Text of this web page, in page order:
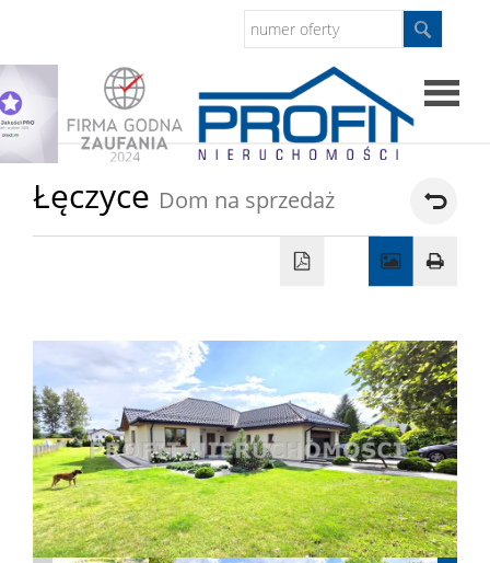
Domy
Dzialki
Lokale
Łęczyce Dom na sprzedaż